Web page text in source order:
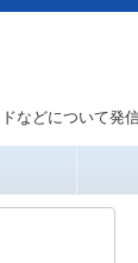
などについて発